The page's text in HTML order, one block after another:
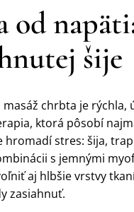
od
šije
chrbta je rýchla,
ktorá pôsobí
hromadí stres: šija,
s jemnými
aj hlbšie vrstvy
zasiahnuť.